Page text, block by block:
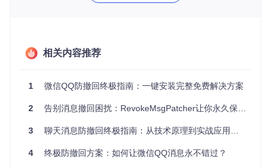
场景二：团队协作中的知识流失
滞数小时甚至数天。
场景三：重要通知的时效性挑战"明天上午9点会议改到下午2
间变更，造成不必要的时间浪费和工作安排冲突。
技术破局：非侵入式修改的创新方案
相关内容推荐
1 微信QQ防撤回终极指南：一键安装完整免费解决方案
2 告别消息撤回困扰：RevokeMsgPatcher让你永久保存重要对话的终极解决方案
3 聊天消息防撤回终极指南：从技术原理到实战应用的完整解决方案
4 终极防撤回方案：如何让微信QQ消息永不错过？